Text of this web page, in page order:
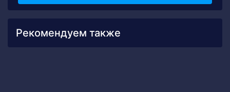
Рекомендуем также